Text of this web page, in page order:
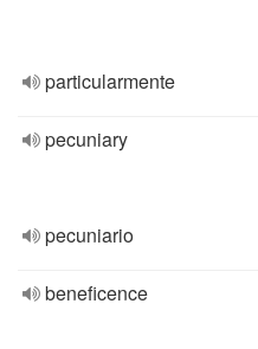
particularmente
pecuniary
pecuniario
beneficence